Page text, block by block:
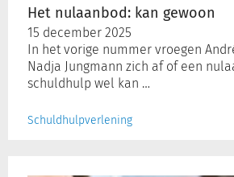
Het nulaanbod: kan gewoon
15 december 2025
In het vorige nummer vroegen
Nadja Jungmann zich af of een
schuldhulp wel kan …
Schuldhulpverlening